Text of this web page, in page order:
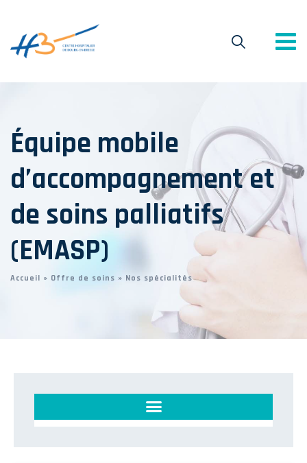
Équipe mobile
d’accompagnement et
de soins palliatifs
(EMASP)
Accueil » Offre de soins » Nos spécialités